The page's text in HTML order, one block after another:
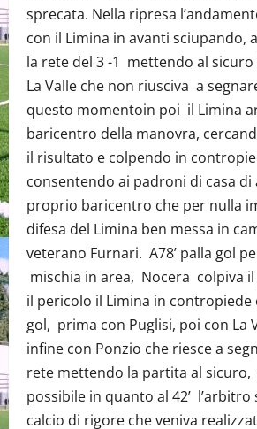
sprecata. Nella ripresa
con il Limina in avanti sciupando,
la rete del 3 -1 mettendo al
La Valle che non riusciva a
questo momentoin poi il Limina
baricentro della manovra,
il risultato e colpendo in
consentendo ai padroni di casa di
proprio baricentro che per nulla
difesa del Limina ben messa in
veterano Furnari. A78’ palla gol
mischia in area, Nocera colpiva
il pericolo il Limina in contropiede
gol, prima con Puglisi, poi con La
infine con Ponzio che riesce a
rete mettendo la partita al sicuro,
possibile in quanto al 42’ l’arbitro
calcio di rigore che veniva